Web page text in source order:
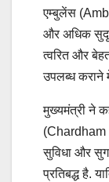
एम्बुलेंस
और अधिक सुदृढ़
त्वरित और
उपलब्ध कराने
मुख्यमंत्री ने
(Chardham
सुविधा और
प्रतिबद्ध है.